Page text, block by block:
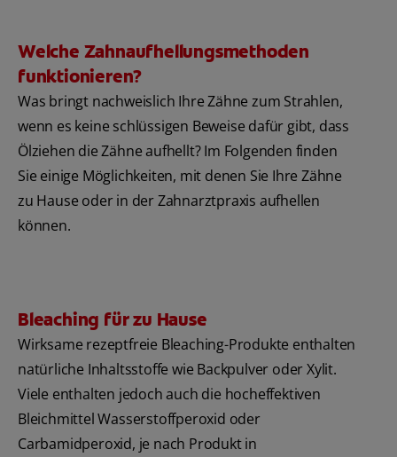
Welche Zahnaufhellungsmethoden
funktionieren?
Was bringt nachweislich Ihre Zähne zum Strahlen,
wenn es keine schlüssigen Beweise dafür gibt, dass
Ölziehen die Zähne aufhellt? Im Folgenden finden
Sie einige Möglichkeiten, mit denen Sie Ihre Zähne
zu Hause oder in der Zahnarztpraxis aufhellen
können.
Bleaching für zu Hause
Wirksame rezeptfreie Bleaching-Produkte enthalten
natürliche Inhaltsstoffe wie Backpulver oder Xylit.
Viele enthalten jedoch auch die hocheffektiven
Bleichmittel Wasserstoffperoxid oder
Carbamidperoxid, je nach Produkt in